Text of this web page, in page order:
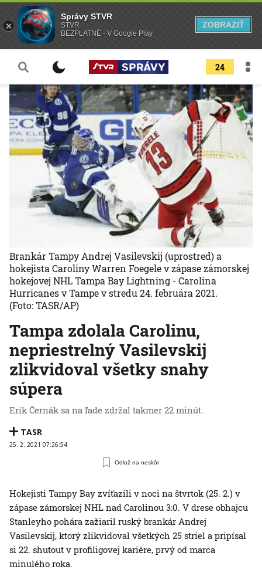
24
Tampa zdolala Carolinu,
nepriestrelný Vasilevskij
zlikvidoval všetky snahy
súpera
Erik Černák sa na ľade zdržal takmer 22 minút.
TASR
25. 2. 2021 07:26:54
Odlož na neskôr
Brankár Tampy Andrej Vasilevskij (uprostred) a
hokejista Caroliny Warren Foegele v zápase zámorskej
hokejovej NHL Tampa Bay Lightning - Carolina
Hurricanes v Tampe v stredu 24. februára 2021.
(Foto: TASR/AP)
Hokejisti Tampy Bay zvíťazili v noci na štvrtok (25. 2.) v
zápase zámorskej NHL nad Carolinou 3:0. V drese obhajcu
Stanleyho pohára zažiaril ruský brankár Andrej
Vasilevskij, ktorý zlikvidoval všetkých 25 striel a pripísal
si 22. shutout v profiligovej kariére, prvý od marca
minulého roka.
Správy STVR
STVR
BEZPLATNÉ - V Google Play
ZOBRAZIŤ